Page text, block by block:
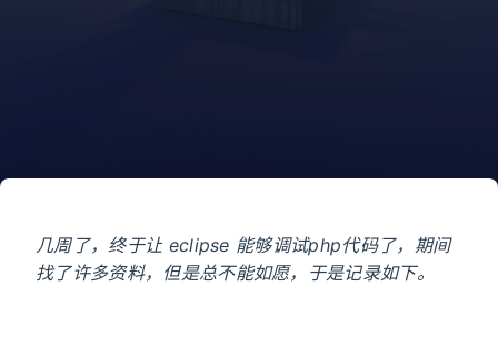
几周了，终于让 eclipse 能够调试php代码了，期间
找了许多资料，但是总不能如愿，于是记录如下。